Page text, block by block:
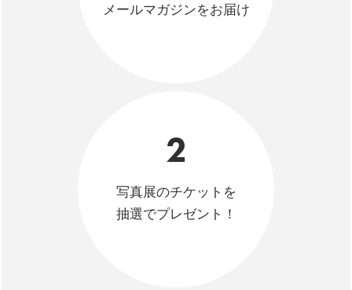
メールマガジンをお届け
2
写真展のチケットを
抽選でプレゼント！